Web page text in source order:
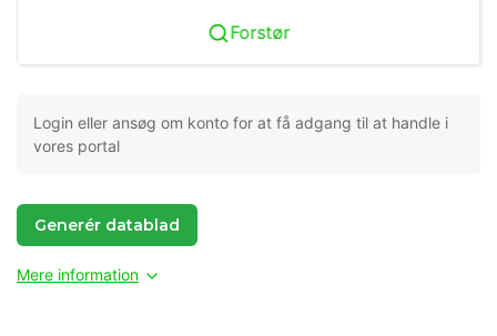
Forstør
Login eller ansøg om konto for at få adgang til at handle i
vores portal
Generér datablad
Mere information